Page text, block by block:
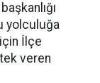
yolculuğa
İlçe
veren